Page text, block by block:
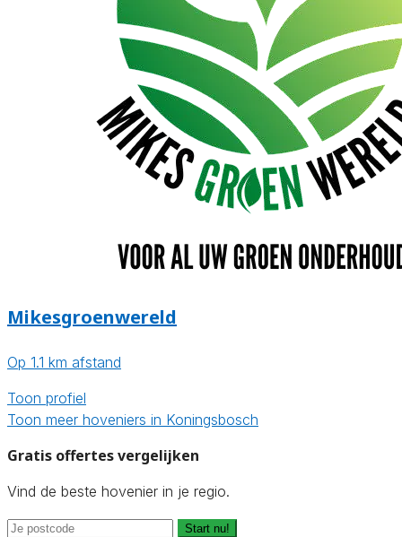
Mikesgroenwereld
Op 1.1 km afstand
Toon profiel
Toon meer hoveniers in Koningsbosch
Gratis offertes vergelijken
Vind de beste hovenier in je regio.
Start nu!